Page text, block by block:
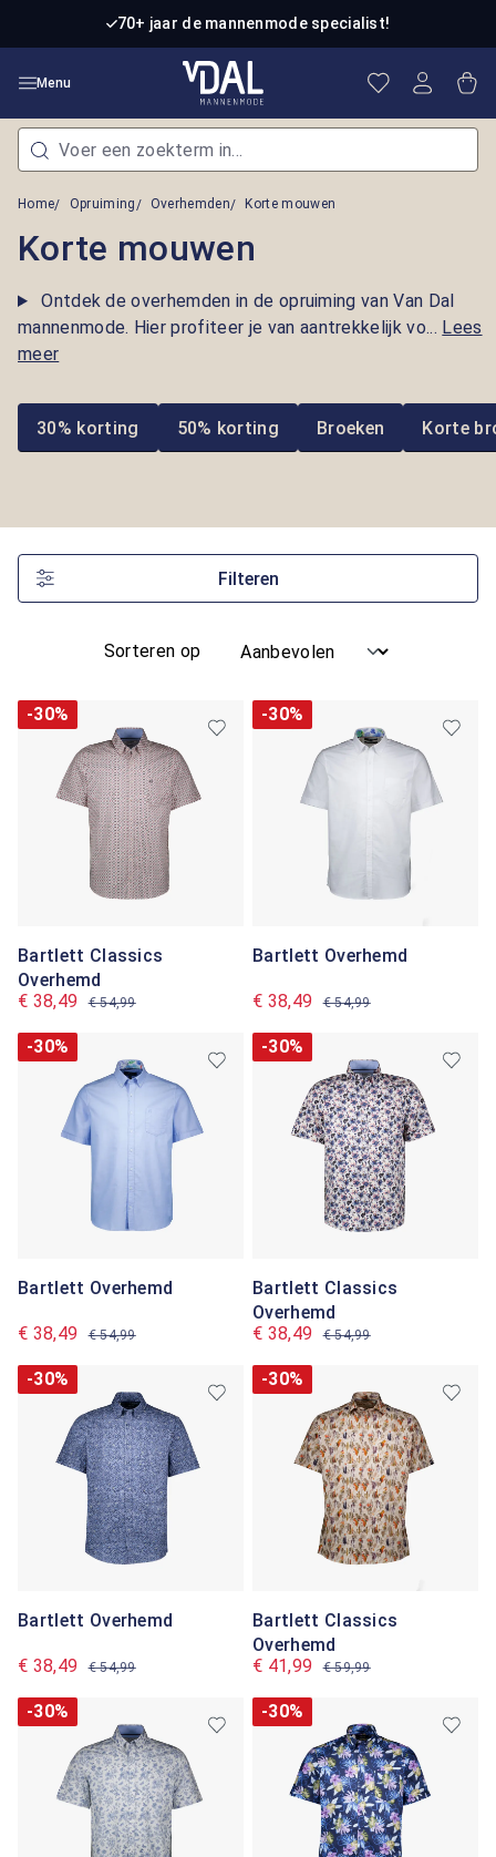
Ga naar de hoofdinhoud70+ jaar de mannenmode specialist!
Menu Je hebt 0
Home Opruiming Overhemden Korte mouwen
Korte mouwen
Ontdek de overhemden in de opruiming van Van Dal
mannenmode. Hier profiteer je van aantrekkelijk vo... Lees
meer
30% korting 50% korting Broeken Korte
Filteren
Sorteren op
-30%
Bartlett Classics
Overhemd
€ 38,49
€ 54,99
-30%
Bartlett Overhemd
€ 38,49 € 54,99
-30%
Bartlett Overhemd
€ 38,49 € 54,99
-30%
Bartlett Classics
Overhemd
€ 38,49
€ 54,99
-30%
Bartlett Overhemd
€ 38,49 € 54,99
-30%
Bartlett Classics
Overhemd
€ 41,99
€ 59,99
-30% -30%